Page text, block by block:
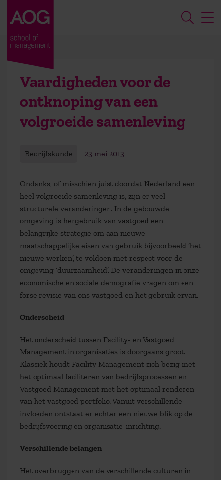
Vaardigheden voor de
ontknoping van een
volgroeide samenleving
Bedrijfskunde 23 mei 2013
Ondanks, of misschien juist doordat Nederland een
heel volgroeide samenleving is, zijn er veel
structurele veranderingen. In de gebouwde
omgeving is hergebruik van vastgoed een
belangrijke strategie om aan nieuwe
maatschappelijke eisen van gebruik bijvoorbeeld ‘het
nieuwe werken’, te voldoen met respect voor de
omgeving ‘duurzaamheid’. De veranderingen in onze
economische en sociale demografie vragen om een
forse revisie van ons vastgoed en het gebruik ervan.
Onderscheid
Het onderscheid tussen Facility- en Vastgoed
Management in organisaties is doorgaans groot.
Klassiek houdt Facility Management zich bezig met
het optimaal faciliteren van bedrijfsprocessen en
Vastgoed Management met het optimaal renderen
van het vastgoed portfolio. Vanuit verschillende
invloeden ontstaat er echter een nieuwe blik op de
bedrijfsvoering en organisatie-inrichting.
Verschillende belangen
Het overbruggen van de verschillende culturen in